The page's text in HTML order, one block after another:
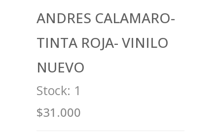
ANDRES CALAMARO-
TINTA ROJA- VINILO
NUEVO
Stock: 1
$31.000